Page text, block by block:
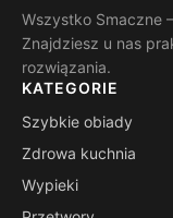
Wszystko Smaczne
Znajdziesz u nas
rozwiązania.
KATEGORIE
Szybkie obiady
Zdrowa kuchnia
Wypieki